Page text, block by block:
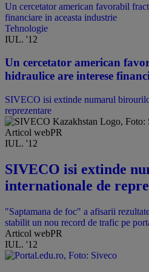
Un cercetator american favorabil
financiare in aceasta industrie
Tehnologie
IUL. '12
Un cercetator american
hidraulice are interese
SIVECO isi extinde numarul
reprezentare
Articol webPR
IUL. '12
SIVECO isi extinde
internationale de
"Saptamana de foc" a afisarii
stabilit un nou record de trafic pe
Articol webPR
IUL. '12